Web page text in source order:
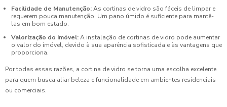
Facilidade de Manutenção:As cortinas de vidro são fáceis de limpar e
requerem pouca manutenção. Um pano úmido é suficiente para mantê-
las em bom estado.
Valorização do Imóvel:A instalação de cortinas de vidro pode aumentar
o valor do imóvel, devido à sua aparência sofisticada e às vantagens que
proporciona.
Por todas essas razões, a cortina de vidro se torna uma escolha excelente
para quem busca aliar beleza e funcionalidade em ambientes residenciais
ou comerciais.